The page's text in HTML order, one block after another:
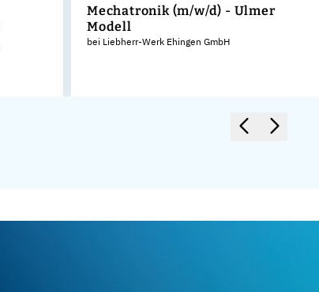
Mechatronik (m/w/d) - Ulmer
Modell
bei Liebherr-Werk Ehingen GmbH